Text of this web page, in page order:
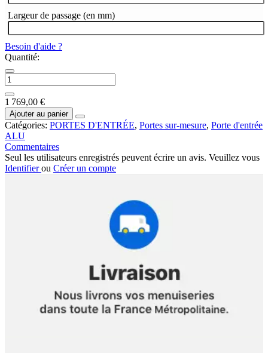
Largeur de passage (en mm)
Besoin d'aide ?
Quantité:
1 769,00 €
Ajouter au panier
Catégories: PORTES D'ENTRÉE, Portes sur-mesure, Porte d'entrée
ALU
Commentaires
Seul les utilisateurs enregistrés peuvent écrire un avis. Veuillez vous
Identifierou Créer un compte